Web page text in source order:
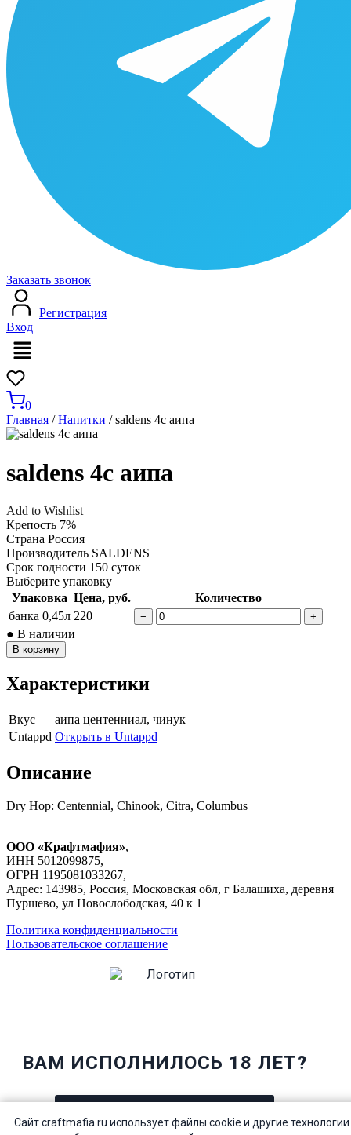
Заказать звонок
Вход
Регистрация
Меню
0
Главная /Напитки / saldens 4с аипа
saldens 4с аипа
Add to Wishlist
Крепость 7%
Страна Россия
Производитель SALDENS
Срок годности 150 суток
Выберите упаковку
Упаковка Цена, руб.
Количество
банка 0,45л 220 − +
● В наличии
В корзину
Характеристики
Вкус
аипа центенниал, чинук
Untappd Открыть в Untappd
Описание
Dry Hop: Centennial, Chinook, Citra, Columbus
ООО «Крафтмафия»,
ИНН 5012099875,
ОГРН 1195081033267,
Адрес: 143985, Россия, Московская обл, г Балашиха, деревня
Пуршево, ул Новослободская, 40 к 1
Политика конфиденциальности
Пользовательское соглашение
ВАМ ИСПОЛНИЛОСЬ 18 ЛЕТ?
ДА
Сайт craftmafia.ru использует файлы cookie и другие